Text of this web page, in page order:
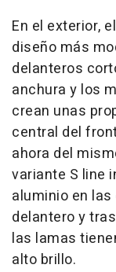
En el exterior,
diseño más
delanteros
anchura y los
crean unas
central del
ahora del
variante S line
aluminio en
delantero y
las lamas
alto brillo.